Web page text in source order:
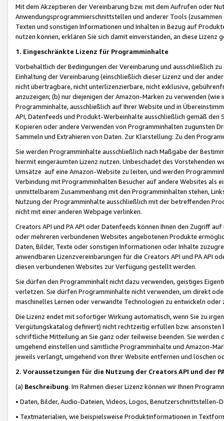
Mit dem Akzeptieren der Vereinbarung bzw. mit dem Aufrufen oder
Anwendungsprogrammierschnittstellen und anderer Tools (zusammen
Texten und sonstigen Informationen und Inhalten in Bezug auf
nutzen können, erklären Sie sich damit einverstanden, an diese Lizenz
1. Eingeschränkte Lizenz für Programminhalte
Vorbehaltlich der Bedingungen der Vereinbarung und ausschließlich
Einhaltung der Vereinbarung (einschließlich dieser Lizenz und der
nicht übertragbare, nicht unterlizenzierbare, nicht exklusive,
anzuzeigen; (b) nur diejenigen der Amazon-Marken zu verwenden
Programminhalte, ausschließlich auf Ihrer Website und in
API, Datenfeeds und Produkt-Werbeinhalte ausschließlich gemäß
Kopieren oder andere Verwenden von Programminhalten zugunsten
Sammeln und Extrahieren von Daten. Zur Klarstellung: Zu den
Sie werden Programminhalte ausschließlich nach Maßgabe der
hiermit eingeräumten Lizenz nutzen. Unbeschadet des Vorstehenden
Umsätze auf eine Amazon-Website zu leiten, und werden
Verbindung mit Programminhalten Besucher auf andere Websites als
unmittelbarem Zusammenhang mit den Programminhalten stehen,
Nutzung der Programminhalte ausschließlich mit der betreffenden
nicht mit einer anderen Webpage verlinken.
Creators API und PA API oder Datenfeeds können Ihnen den Zugriff
oder mehreren verbundenen Websites angebotenen Produkte
Daten, Bilder, Texte oder sonstigen Informationen oder Inhalte
anwendbaren Lizenzvereinbarungen für die Creators API und PA API
diesen verbundenen Websites zur Verfügung gestellt werden.
Sie dürfen den Programminhalt nicht dazu verwenden, geistiges
verletzen. Sie dürfen Programminhalte nicht verwenden, um direkt
maschinelles Lernen oder verwandte Technologien zu entwickeln
Die Lizenz endet mit sofortiger Wirkung automatisch, wenn Sie zu
Vergütungskatalog definiert) nicht rechtzeitig erfüllen bzw. ansonsten
schriftliche Mitteilung an Sie ganz oder teilweise beenden. Sie werden
umgehend einstellen und sämtliche Programminhalte und Amazon-
jeweils verlangt, umgehend von Ihrer Website entfernen und löschen
2. Voraussetzungen für die Nutzung der Creators API und der
(a) Beschreibung. Im Rahmen dieser Lizenz können wir Ihnen
• Daten, Bilder, Audio-Dateien, Videos, Logos, Benutzerschnittstellen-
• Textmaterialien, wie beispielsweise Produktinformationen in